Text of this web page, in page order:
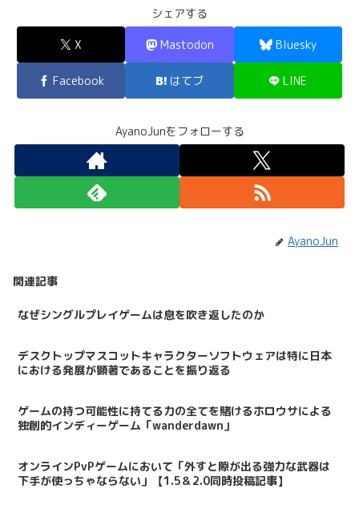
シェアする
X Mastodon Bluesky
Facebook はてブ LINE
AyanoJunをフォローする
AyanoJun
関連記事
なぜシングルプレイゲームは息を吹き返したのか
デスクトップマスコットキャラクターソフトウェアは特に日本
における発展が顕著であることを振り返る
ゲームの持つ可能性に持てる力の全てを賭けるホロウサによる
独創的インディーゲーム「wanderdawn」
オンラインPvPゲームにおいて「外すと隙が出る強力な武器は
下手が使っちゃならない」【1.5＆2.0同時投稿記事】